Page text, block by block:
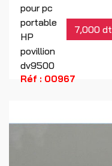
pour pc
portable
HP
povillion
dv9500
7,000 dt
Réf : 00967